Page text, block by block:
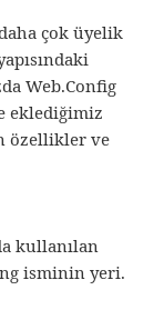
çok üyelik
Web.Config
eklediğimiz
özellikler ve
kullanılan
isminin yeri.